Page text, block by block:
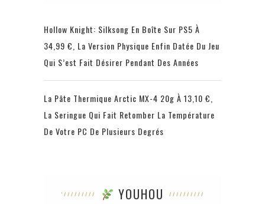
Hollow Knight: Silksong En Boîte Sur PS5 À
34,99 €, La Version Physique Enfin Datée Du Jeu
Qui S’est Fait Désirer Pendant Des Années
La Pâte Thermique Arctic MX-4 20g À 13,10 €,
La Seringue Qui Fait Retomber La Température
De Votre PC De Plusieurs Degrés
YOUHOU